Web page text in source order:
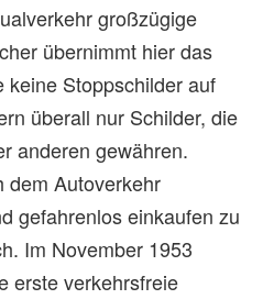
großzügige
übernimmt hier das
keine Stoppschilder auf
überall nur Schilder, die
anderen gewähren.
dem Autoverkehr
gefahrenlos einkaufen zu
Im November 1953
erste verkehrsfreie